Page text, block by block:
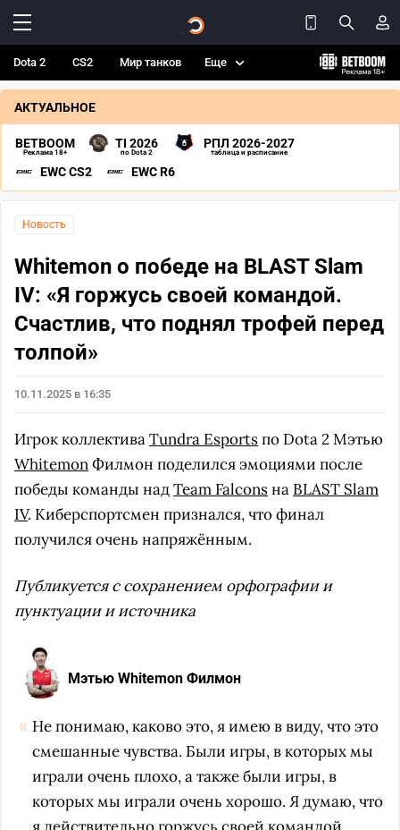
Dota 2 CS2 Мир танков Еще
АКТУАЛЬНОЕ
BETBOOM
Реклама 18+
TI 2026
по Dota 2
РПЛ 2026-2027
таблица и расписание
EWC CS2 EWC R6
Новость
Whitemon о победе на BLAST Slam
IV: «Я горжусь своей командой.
Счастлив, что поднял трофей перед
толпой»
10.11.2025 в 16:35
Игрок коллективаTundra Esportsпо Dota 2 Мэтью
WhitemonФилмон поделился эмоциями после
победы команды надTeam Falconsна BLAST Slam
IV. Киберспортсмен признался, что финал
получился очень напряжённым.
Публикуется с сохранением орфографии и
пунктуации и источника
Мэтью Whitemon Филмон
Не понимаю, каково это, я имею в виду, что это
смешанные чувства. Были игры, в которых мы
играли очень плохо, а также были игры, в
которых мы играли очень хорошо. Я думаю, что